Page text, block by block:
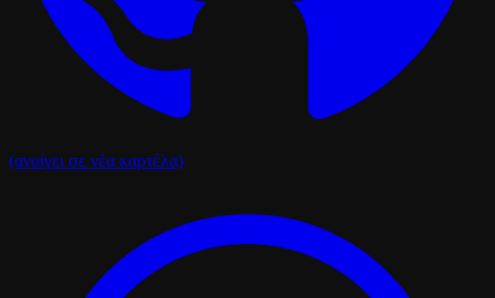
(ανοίγει σε νέα καρτέλα)